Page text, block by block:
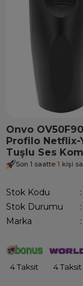
Onvo
Profilo Netflix-
Tuşlu Ses
Son 1 saatte 1 kişi
Stok Kodu
Stok Durumu :
Marka :
4 Taksit 4 Taksit